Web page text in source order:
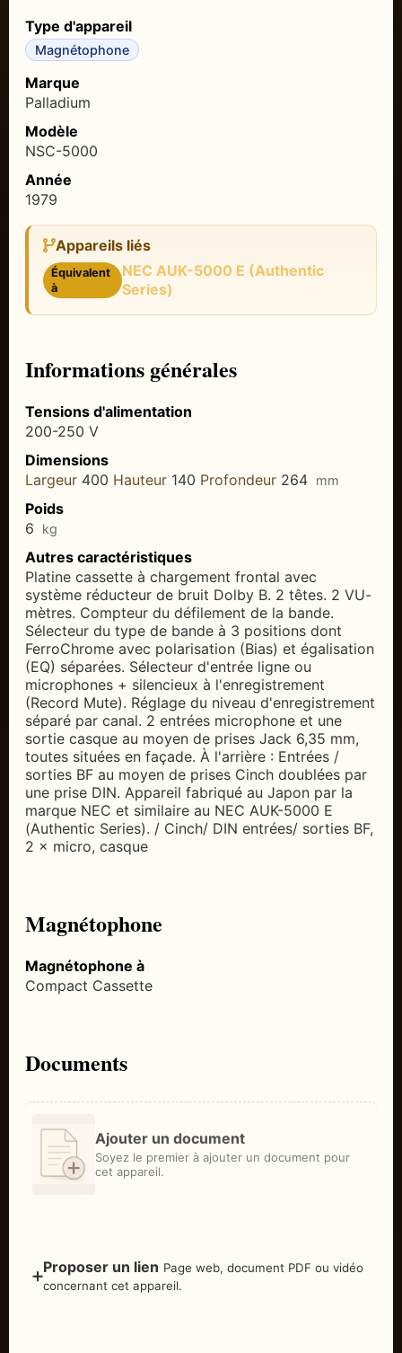
Type d'appareil
Magnétophone
Marque
Palladium
Modèle
NSC-5000
Année
1979
Appareils liés
Équivalent
à
NEC AUK-5000 E (Authentic
Series)
Informations générales
Tensions d'alimentation
200-250 V
Dimensions
Largeur 400 Hauteur 140 Profondeur 264 mm
Poids
6
kg
Autres caractéristiques
Platine cassette à chargement frontal avec
système réducteur de bruit Dolby B. 2 têtes. 2 VU-
mètres. Compteur du défilement de la bande.
Sélecteur du type de bande à 3 positions dont
FerroChrome avec polarisation (Bias) et égalisation
(EQ) séparées. Sélecteur d'entrée ligne ou
microphones + silencieux à l'enregistrement
(Record Mute). Réglage du niveau d'enregistrement
séparé par canal. 2 entrées microphone et une
sortie casque au moyen de prises Jack 6,35 mm,
toutes situées en façade. À l'arrière : Entrées /
sorties BF au moyen de prises Cinch doublées par
une prise DIN. Appareil fabriqué au Japon par la
marque NEC et similaire au NEC AUK-5000 E
(Authentic Series). / Cinch/ DIN entrées/ sorties BF,
2 × micro, casque
Magnétophone
Magnétophone à
Compact Cassette
Documents
Ajouter un document
Soyez le premier à ajouter un document pour
cet appareil.
➕Proposer un lien Page web, document PDF ou vidéo
concernant cet appareil.